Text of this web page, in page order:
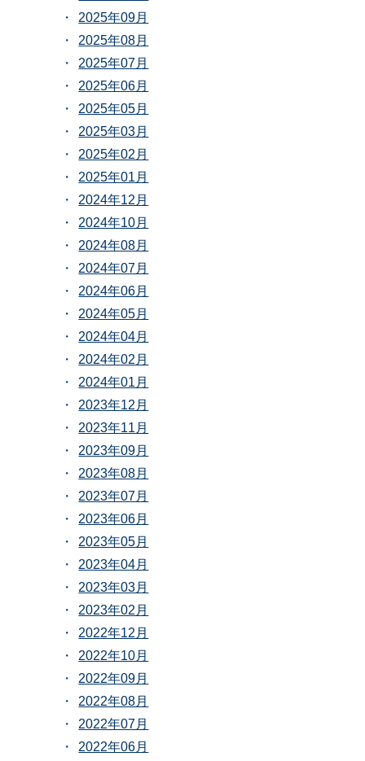
2025年09月
2025年08月
2025年07月
2025年06月
2025年05月
2025年03月
2025年02月
2025年01月
2024年12月
2024年10月
2024年08月
2024年07月
2024年06月
2024年05月
2024年04月
2024年02月
2024年01月
2023年12月
2023年11月
2023年09月
2023年08月
2023年07月
2023年06月
2023年05月
2023年04月
2023年03月
2023年02月
2022年12月
2022年10月
2022年09月
2022年08月
2022年07月
2022年06月